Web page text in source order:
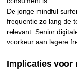
De jonge mindful
frequentie zo lang de
relevant. Senior
voorkeur aan lagere
Implicaties voor